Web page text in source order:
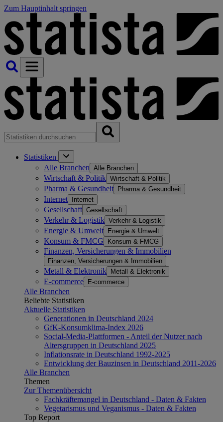
Zum Hauptinhalt springen
Statistiken
Alle Branchen Alle Branchen
Wirtschaft & Politik Wirtschaft & Politik
Pharma & Gesundheit Pharma & Gesundheit
Internet Internet
Gesellschaft Gesellschaft
Verkehr & Logistik Verkehr & Logistik
Energie & Umwelt Energie & Umwelt
Konsum & FMCG Konsum & FMCG
Finanzen, Versicherungen & Immobilien
Finanzen, Versicherungen & Immobilien
Metall & Elektronik Metall & Elektronik
E-commerce E-commerce
Alle Branchen
Beliebte Statistiken
Aktuelle Statistiken
Generationen in Deutschland 2024
GfK-Konsumklima-Index 2026
Social-Media-Plattformen - Anteil der Nutzer nach
Altersgruppen in Deutschland 2025
Inflationsrate in Deutschland 1992-2025
Entwicklung der Bauzinsen in Deutschland 2011-2026
Alle Branchen
Themen
Zur Themenübersicht
Fachkräftemangel in Deutschland - Daten & Fakten
Vegetarismus und Veganismus - Daten & Fakten
Top Report